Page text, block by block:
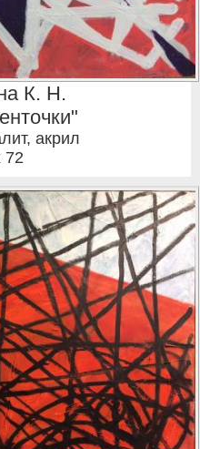
К. Н.
акрил
72